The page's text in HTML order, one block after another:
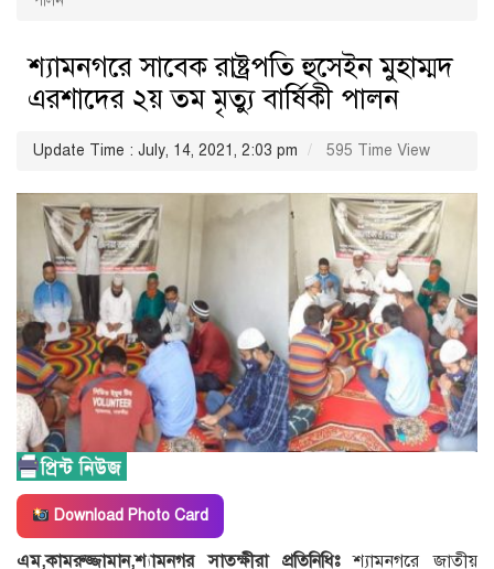
শ্যামনগরে সাবেক রাষ্ট্রপতি হুসেইন মুহাম্মদ
এরশাদের ২য় তম মৃত্যু বার্ষিকী পালন
Update Time : July, 14, 2021, 2:03 pm 595 Time View
Download Photo Card
এম,কামরুজ্জামান,শ্যামনগর সাতক্ষীরা প্রতিনিধিঃশ্যামনগরে জাতীয়